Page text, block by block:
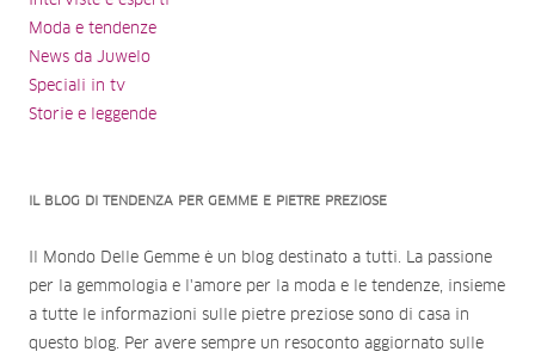
Moda e tendenze
News da Juwelo
Speciali in tv
Storie e leggende
IL BLOG DI TENDENZA PER GEMME E PIETRE PREZIOSE
Il Mondo Delle Gemme è un blog destinato a tutti. La passione
per la gemmologia e l'amore per la moda e le tendenze, insieme
a tutte le informazioni sulle pietre preziose sono di casa in
questo blog. Per avere sempre un resoconto aggiornato sulle